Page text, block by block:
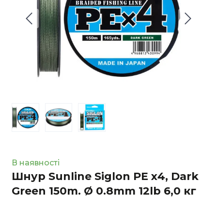
В наявності
Шнур Sunline Siglon PE х4, Dark
Green 150m. Ø 0.8mm 12lb 6,0 кг